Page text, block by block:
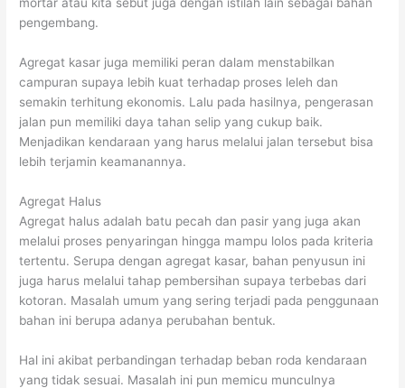
mortar atau kita sebut juga dengan istilah lain sebagai bahan
pengembang.
Agregat kasar juga memiliki peran dalam menstabilkan
campuran supaya lebih kuat terhadap proses leleh dan
semakin terhitung ekonomis. Lalu pada hasilnya, pengerasan
jalan pun memiliki daya tahan selip yang cukup baik.
Menjadikan kendaraan yang harus melalui jalan tersebut bisa
lebih terjamin keamanannya.
Agregat Halus
Agregat halus adalah batu pecah dan pasir yang juga akan
melalui proses penyaringan hingga mampu lolos pada kriteria
tertentu. Serupa dengan agregat kasar, bahan penyusun ini
juga harus melalui tahap pembersihan supaya terbebas dari
kotoran. Masalah umum yang sering terjadi pada penggunaan
bahan ini berupa adanya perubahan bentuk.
Hal ini akibat perbandingan terhadap beban roda kendaraan
yang tidak sesuai. Masalah ini pun memicu munculnya